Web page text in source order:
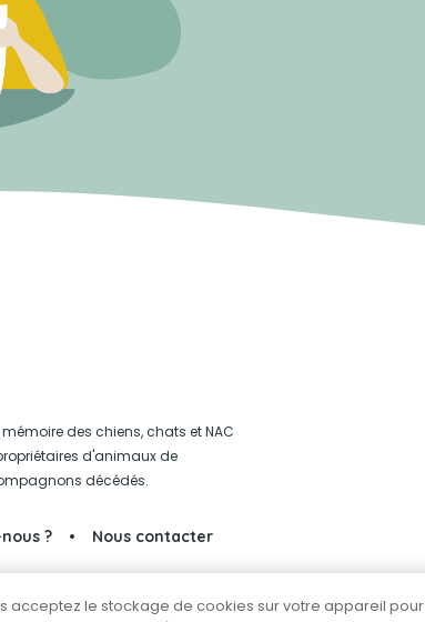
des chiens, chats et NAC
d'animaux de
décédés.
? Nous contacter
Facebook
acceptez le stockage de cookies sur votre appareil pour